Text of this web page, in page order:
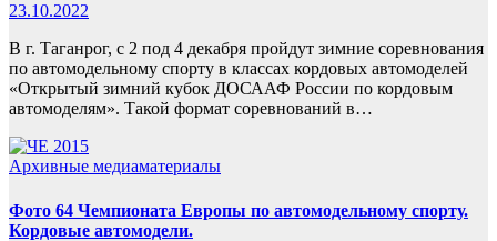
23.10.2022
В г. Таганрог, с 2 под 4 декабря пройдут зимние соревнования
по автомодельному спорту в классах кордовых автомоделей
«Открытый зимний кубок ДОСААФ России по кордовым
автомоделям». Такой формат соревнований в…
Архивные медиаматериалы
Фото 64 Чемпионата Европы по автомодельному спорту.
Кордовые автомодели.